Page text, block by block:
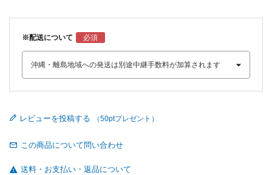
※配送について
レビューを投稿する
この商品について問い合わせ
送料・お支払い・返品について